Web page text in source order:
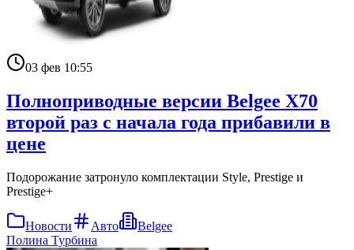
03 фев 10:55
Полноприводные версии Belgee X70
второй раз с начала года прибавили в
цене
Подорожание затронуло комплектации Style, Prestige и
Prestige+
Новости Авто
Belgee
Полина Турбина